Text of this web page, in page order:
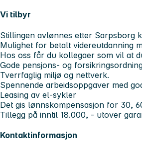
Vi tilbyr
Stillingen avlønnes etter Sarpsborg
Mulighet for betalt videreutdanning
Hos oss får du kollegaer som vil at
Gode pensjons- og
Tverrfaglig miljø og nettverk.
Spennende arbeidsoppgaver med
Leasing av el-sykler
Det gis lønnskompensasjon for 30,
Tillegg på inntil 18.000, - utover
Kontaktinformasjon